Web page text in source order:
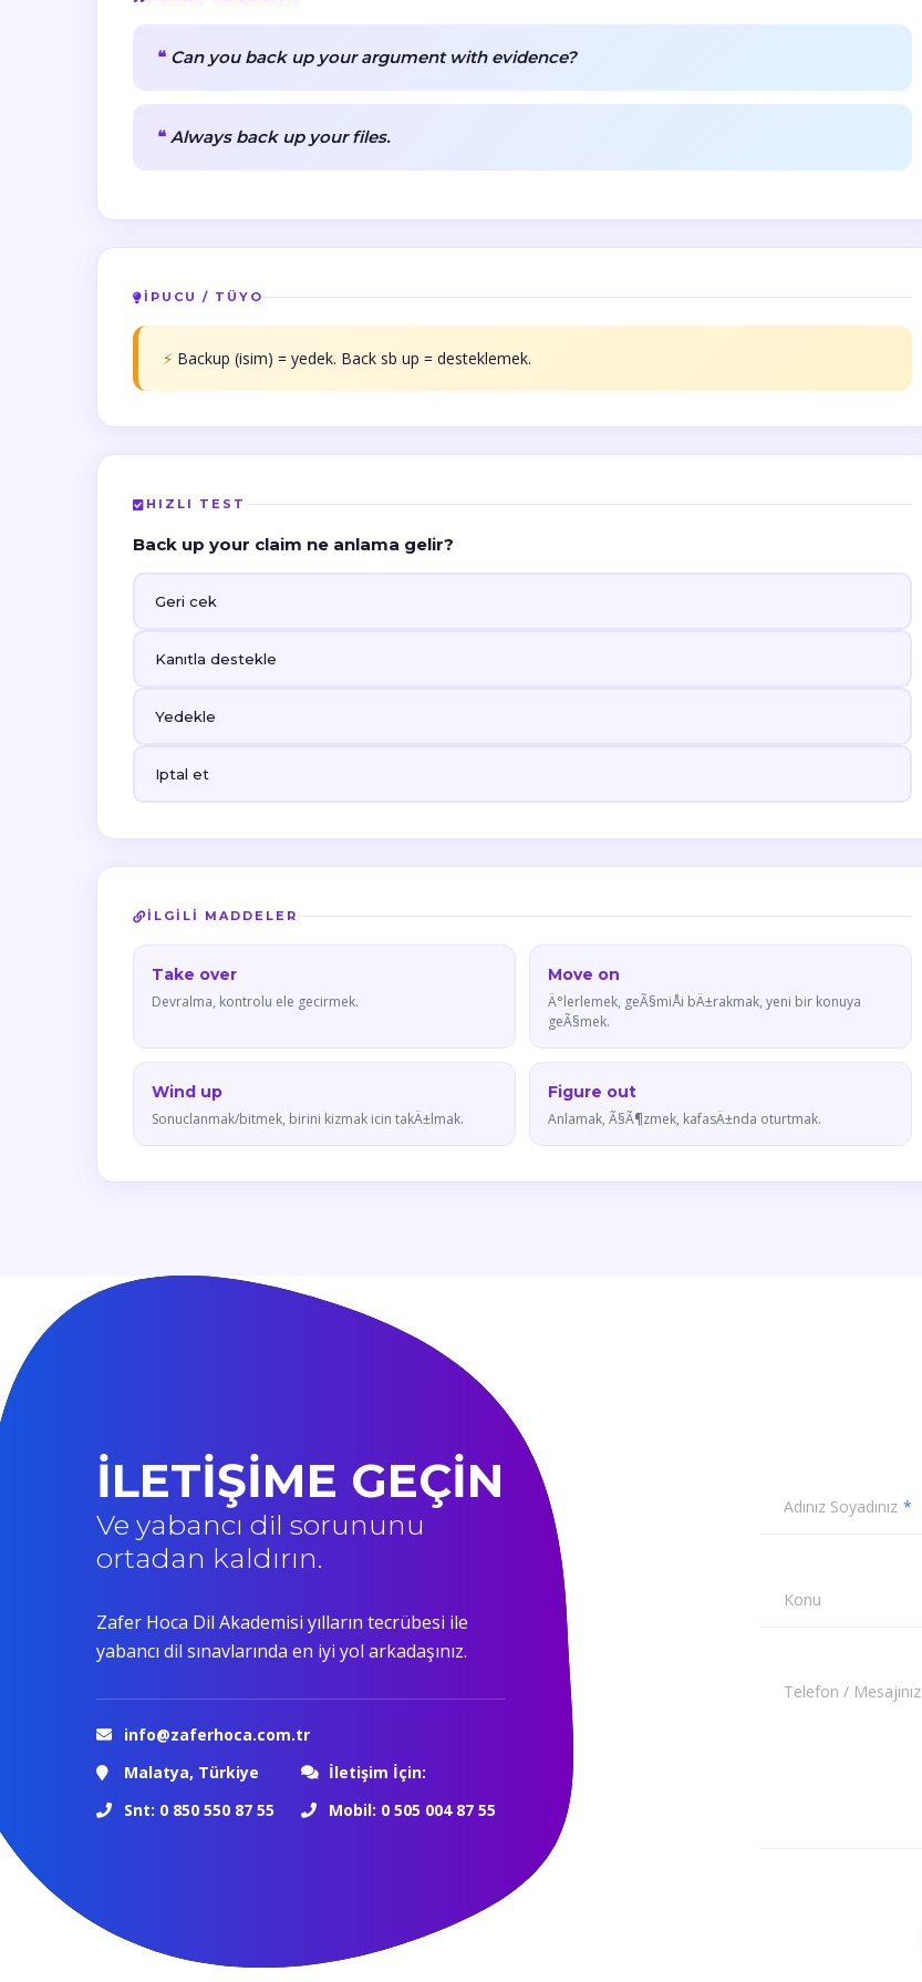
Can you back up your argument with evidence?
Always back up your files.
İPUCU / TÜYO
⚡ Backup (isim) = yedek. Back sb up = desteklemek.
HIZLI TEST
Back up your claim ne anlama gelir?
Geri cek
Kanıtla destekle
Yedekle
Iptal et
İLGILI MADDELER
Take over
Devralma, kontrolu ele gecirmek.
Move on
Ä°lerlemek, geÃ§miÅi bÄ±rakmak, yeni bir konuya
geÃ§mek.
Wind up
Sonuclanmak/bitmek, birini kizmak icin takÄ±lmak.
Figure out
Anlamak, Ã§Ã¶zmek, kafasÄ±nda oturtmak.
İLETİŞİME GEÇİN
Ve yabancı dil sorununu
ortadan kaldırın.
Zafer Hoca Dil Akademisi yılların tecrübesi ile
yabancı dil sınavlarında en iyi yol arkadaşınız.
info@zaferhoca.com.tr
Malatya, Türkiye
İletişim İçin:
Snt: 0 850 550 87 55
Mobil: 0 505 004 87 55
Adınız Soyadınız
Konu
Telefon / Mesajınız